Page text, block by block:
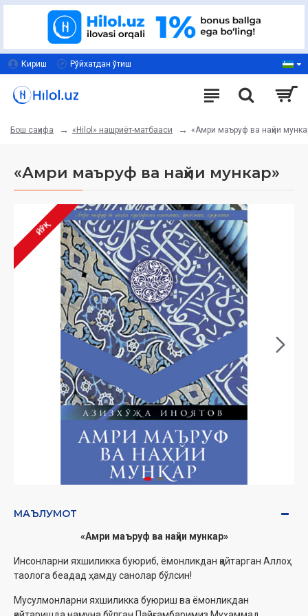
Кириш Рўйхатдан ўтиш
Бош саҳифа «Hilol» нашриёт-матбааси «Амри маъруф ва наҳйи
«Амри маъруф ва наҳйи мункар»
ЙЎҚ
МАЪЛУМОТ
«Амри маъруф ва наҳйи мункар»
Инсонларни яхшиликка буюриб, ёмонликдан қайтарган Аллоҳ
таолога беадад ҳамду санолар бўлсин!
Мусулмонларни яхшиликка буюриш ва ёмонликдан